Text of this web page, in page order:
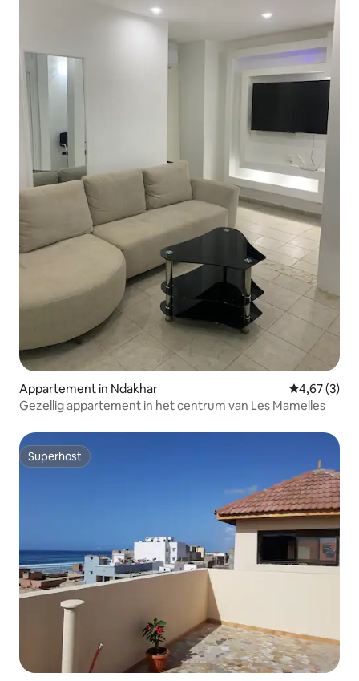
Appartement in Ndakhar
4,67 (3)
Gezellig appartement in het centrum van Les Mamelles
Superhost
Superhost